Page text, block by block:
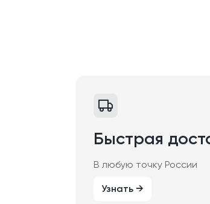
Быстрая
В любую точку России
Узнать →